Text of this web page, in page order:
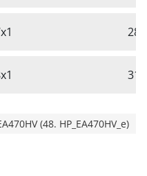
(48. HP_EA470HV_e)